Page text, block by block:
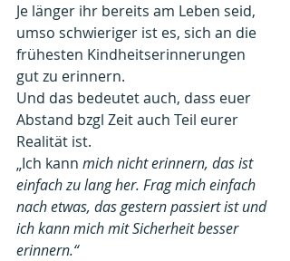
Je länger ihr bereits am Leben seid,
umso schwieriger ist es, sich an die
frühesten Kindheitserinnerungen
gut zu erinnern.
Und das bedeutet auch, dass euer
Abstand bzgl Zeit auch Teil eurer
Realität ist.
„Ich kann mich nicht erinnern, das ist
einfach zu lang her. Frag mich einfach
nach etwas, das gestern passiert ist und
ich kann mich mit Sicherheit besser
erinnern.“